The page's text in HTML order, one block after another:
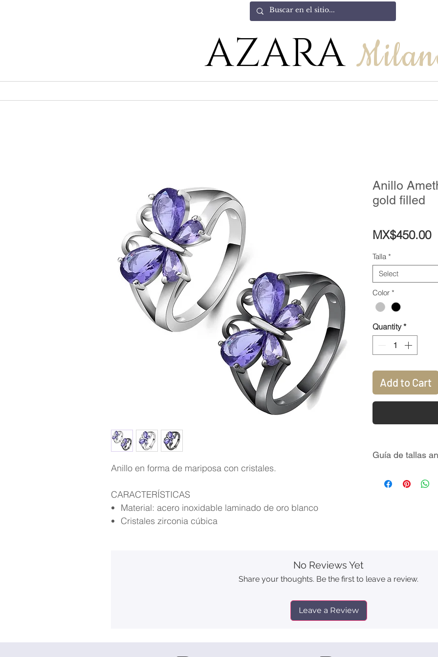
AZARA
Anillo en forma de mariposa con cristales.
CARACTERÍSTICAS
Material: acero inoxidable laminado de oro blanco
Cristales zirconia cúbica
Anillo
gold filled
MX$450.00
Talla *
Select
Color *
Quantity *
Add to Cart
Guía de tallas
No Reviews Yet
Share your thoughts. Be the first to leave a review.
Leave a Review